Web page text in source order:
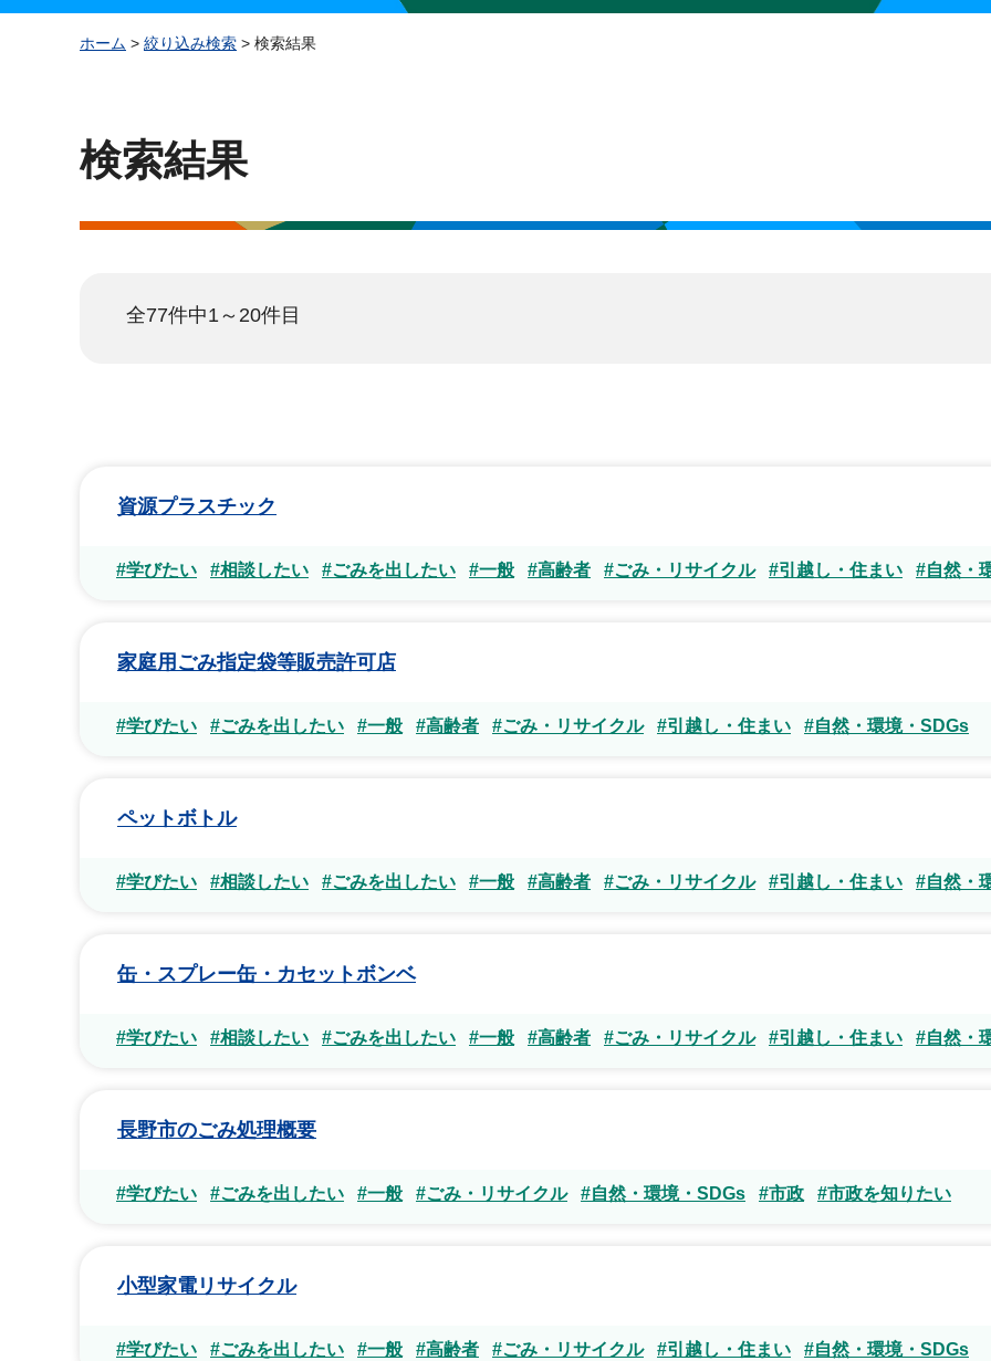
ホーム > 絞り込み検索 > 検索結果
検索結果
全77件中1～20件目
資源プラスチック
#学びたい #相談したい #ごみを出したい #一般 #高齢者 #ごみ・リサイクル #引越し・住まい #自然・
家庭用ごみ指定袋等販売許可店
#学びたい #ごみを出したい #一般 #高齢者 #ごみ・リサイクル #引越し・住まい #自然・環境・SDGs
ペットボトル
#学びたい #相談したい #ごみを出したい #一般 #高齢者 #ごみ・リサイクル #引越し・住まい #自然・
缶・スプレー缶・カセットボンベ
#学びたい #相談したい #ごみを出したい #一般 #高齢者 #ごみ・リサイクル #引越し・住まい #自然・
長野市のごみ処理概要
#学びたい #ごみを出したい #一般 #ごみ・リサイクル #自然・環境・SDGs #市政 #市政を知りたい
小型家電リサイクル
#学びたい #ごみを出したい #一般 #高齢者 #ごみ・リサイクル #引越し・住まい #自然・環境・SDGs